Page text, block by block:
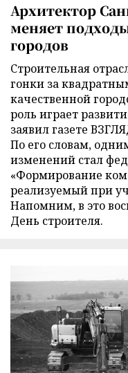
Архитектор
меняет
городов
Строительная
гонки за
качественной
роль играет
заявил газете
По его словам,
изменений стал
«Формирование
реализуемый при
Напомним, в это
День строителя.